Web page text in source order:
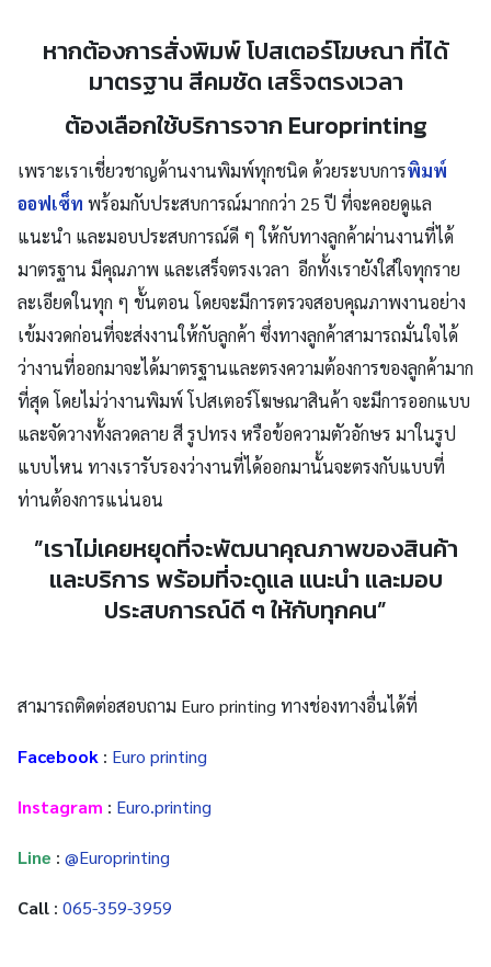
หากต้องการสั่งพิมพ์ โปสเตอร์โฆษณา ที่ได้
มาตรฐาน สีคมชัด เสร็จตรงเวลา
ต้องเลือกใช้บริการจาก Europrinting
เพราะเราเชี่ยวชาญด้านงานพิมพ์ทุกชนิด ด้วยระบบการพิมพ์
ออฟเซ็ท พร้อมกับประสบการณ์มากกว่า 25 ปี ที่จะคอยดูแล
แนะนำ และมอบประสบการณ์ดี ๆ ให้กับทางลูกค้าผ่านงานที่ได้
มาตรฐาน มีคุณภาพ และเสร็จตรงเวลา อีกทั้งเรายังใส่ใจทุกราย
ละเอียดในทุก ๆ ขั้นตอน โดยจะมีการตรวจสอบคุณภาพงานอย่าง
เข้มงวดก่อนที่จะส่งงานให้กับลูกค้า ซึ่งทางลูกค้าสามารถมั่นใจได้
ว่างานที่ออกมาจะได้มาตรฐานและตรงความต้องการของลูกค้ามาก
ที่สุด โดยไม่ว่างานพิมพ์ โปสเตอร์โฆษณาสินค้า จะมีการออกแบบ
และจัดวางทั้งลวดลาย สี รูปทรง หรือข้อความตัวอักษร มาในรูป
แบบไหน ทางเรารับรองว่างานที่ได้ออกมานั้นจะตรงกับแบบที่
ท่านต้องการแน่นอน
”เราไม่เคยหยุดที่จะพัฒนาคุณภาพของสินค้า
และบริการ พร้อมที่จะดูแล แนะนำ และมอบ
ประสบการณ์ดี ๆ ให้กับทุกคน”
สามารถติดต่อสอบถาม Euro printing ทางช่องทางอื่นได้ที่
Facebook : Euro printing
Instagram : Euro.printing
Line : @Europrinting
Call : 065-359-3959